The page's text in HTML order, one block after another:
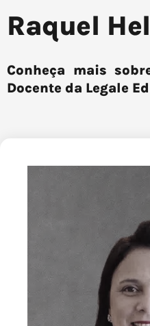
Raquel
Conheça mais
Docente da Legale